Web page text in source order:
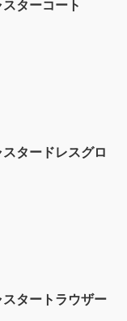
ターコート
タードレスグロ
タートラウザー